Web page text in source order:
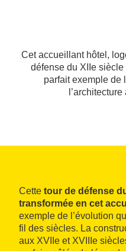
Cet accueillant hôtel,
défense du XIIe
parfait exemple de
Cette tour de défense
transformée en cet
exemple de l’évolution
fil des siècles. La
aux XVIIe et XVIIIe